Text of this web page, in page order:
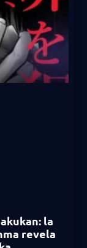
la
revela